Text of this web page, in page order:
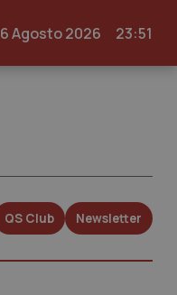
6 Agosto 2026 23:51
QS Club Newsletter